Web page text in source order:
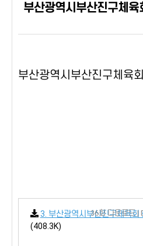
부산광역시부산진구체
부산광역시부산진구체육
3. 부산광역시부산진구체육
(408.3K)
36회 다운로드 |